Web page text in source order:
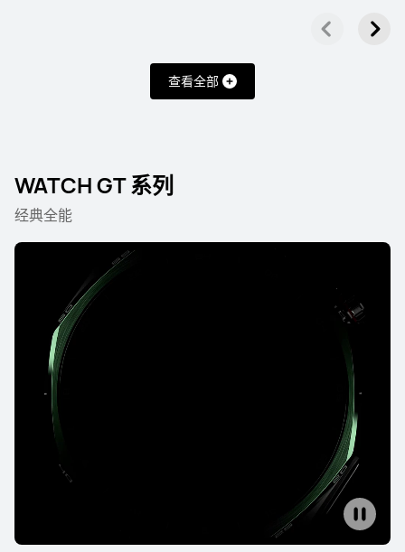
查看全部
WATCH GT 系列
经典全能